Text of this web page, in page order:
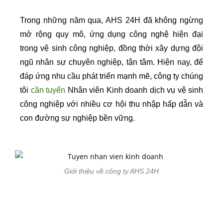
Trong những năm qua, AHS 24H đã không ngừng
mở rộng quy mô, ứng dụng công nghệ hiện đại
trong vệ sinh công nghiệp, đồng thời xây dựng đội
ngũ nhân sự chuyên nghiệp, tận tâm. Hiện nay, để
đáp ứng nhu cầu phát triển mạnh mẽ, công ty chúng
tôi cần tuyển Nhân viên Kinh doanh dịch vụ vệ sinh
công nghiệp với nhiều cơ hội thu nhập hấp dẫn và
con đường sự nghiệp bền vững.
Giới thiệu về công ty AHS 24H